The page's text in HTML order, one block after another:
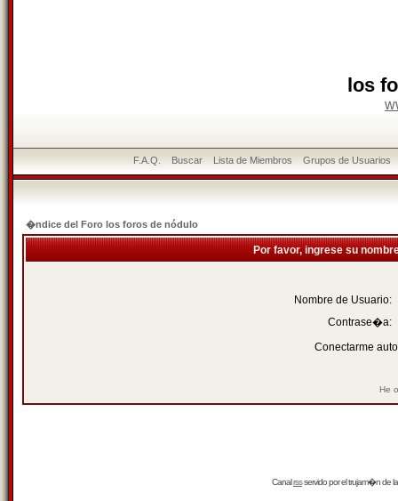
los
F.A.Q. Buscar Lista de Miembros Grupos de Usuarios
�ndice del Foro los foros de nódulo
Por favor, ingrese su
Nombre de Usuario:
Contrase�a:
Conectarme
He
Canalrssservido por eltrujam�nde